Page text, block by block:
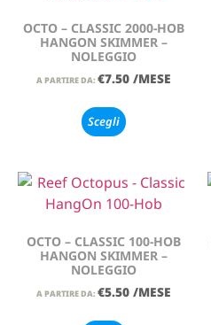
OCTO – CLASSIC 2000-HOB
HANGON SKIMMER –
NOLEGGIO
A PARTIRE DA: €7.50 /MESE
Scegli
OCTO – CLASSIC 100-HOB
HANGON SKIMMER –
NOLEGGIO
A PARTIRE DA: €5.50 /MESE